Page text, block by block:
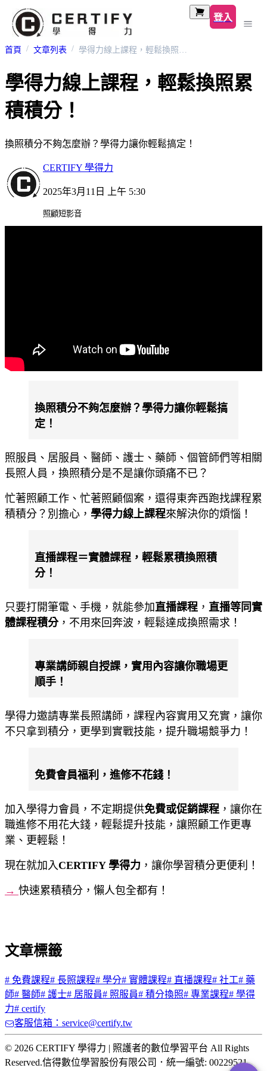
登入
首頁 文章列表 學得力線上課程，輕鬆換照累積積分！
學得力線上課程，輕鬆換照累
積積分！
換照積分不夠怎麼辦？學得力讓你輕鬆搞定！
CERTIFY 學得力
2025年3月11日 上午 5:30
照顧短影音
換照積分不夠怎麼辦？學得力讓你輕鬆搞
定！
照服員、居服員、醫師、護士、藥師、個管師們等相關
長照人員，換照積分是不是讓你頭痛不已？
忙著照顧工作、忙著照顧個案，還得東奔西跑找課程累
積積分？別擔心， 學得力線上課程來解決你的煩惱！
直播課程＝實體課程，輕鬆累積換照積
分！
只要打開筆電、手機，就能參加直播課程 ， 直播等同實
體課程積分，不用來回奔波，輕鬆達成換照需求！
專業講師親自授課，實用內容讓你職場更
順手！
學得力邀請專業長照講師，課程內容實用又充實，讓你
不只拿到積分，更學到實戰技能，提升職場競爭力！
免費會員福利，進修不花錢！
加入學得力會員，不定期提供免費或促銷課程 ，讓你在
職進修不用花大錢，輕鬆提升技能，讓照顧工作更專
業、更輕鬆！
現在就加入CERTIFY 學得力 ，讓你學習積分更便利！
→ 快速累積積分，懶人包全都有！
文章標籤
# 免費課程# 長照課程# 學分# 實體課程# 直播課程# 社工# 藥
師# 醫師# 護士# 居服員# 照服員# 積分換照# 專業課程# 學得
力# certify
客服信箱：service@certify.tw
© 2026 CERTIFY 學得力 | 照護者的數位學習平台 All Rights
Reserved.信得數位學習股份有限公司 ． 統一編號: 00229521